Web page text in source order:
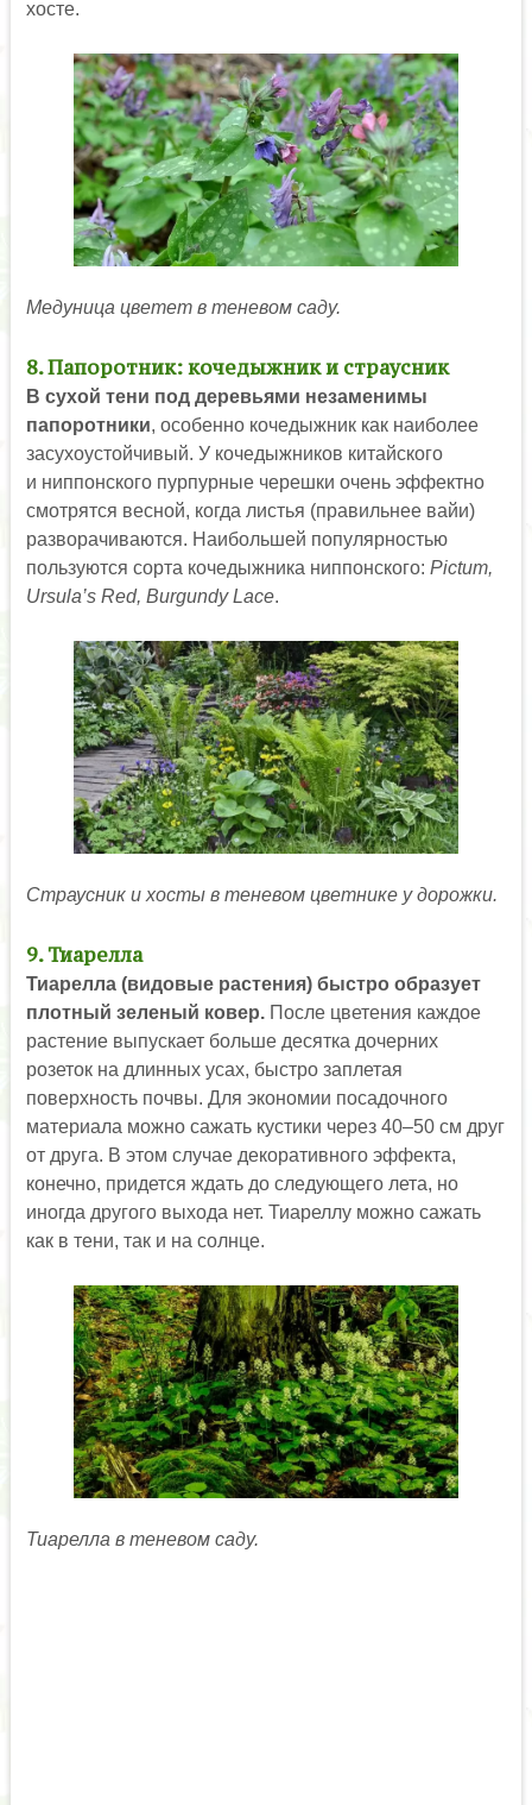
хосте.
Медуница цветет в теневом саду.
8. Папоротник: кочедыжник и страусник
В сухой тени под деревьями незаменимы
папоротники, особенно кочедыжник как наиболее
засухоустойчивый. У кочедыжников китайского
и ниппонского пурпурные черешки очень эффектно
смотрятся весной, когда листья (правильнее вайи)
разворачиваются. Наибольшей популярностью
пользуются сорта кочедыжника ниппонского: Pictum,
Ursula’s Red, Burgundy Lace.
Страусник и хосты в теневом цветнике у дорожки.
9. Тиарелла
Тиарелла (видовые растения) быстро образует
плотный зеленый ковер.После цветения каждое
растение выпускает больше десятка дочерних
розеток на длинных усах, быстро заплетая
поверхность почвы. Для экономии посадочного
материала можно сажать кустики через 40–50 см друг
от друга. В этом случае декоративного эффекта,
конечно, придется ждать до следующего лета, но
иногда другого выхода нет. Тиареллу можно сажать
как в тени, так и на солнце.
Тиарелла в теневом саду.